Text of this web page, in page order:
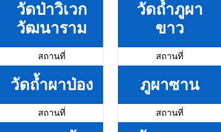
วัดป่าวิเวก
วัฒนาราม
วัดถ้ำภูผา
ขาว
สถานที่
วัดถ้ำผาป่อง
สถานที่
ภูผาซาน
สถานที่ สถานที่